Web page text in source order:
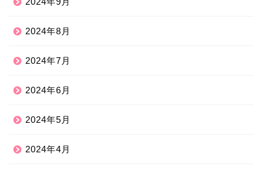
2024年8月
2024年7月
2024年6月
2024年5月
2024年4月